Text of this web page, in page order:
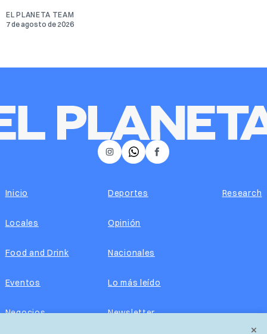
EL PLANETA TEAM
7 de agosto de 2026
×
𝕏 Facebook
Instagram
Inicio
Locales
Food and Drink
Eventos
Negocios
Deportes
Opinión
Nacionales
Lo más leído
Newsletter
Research